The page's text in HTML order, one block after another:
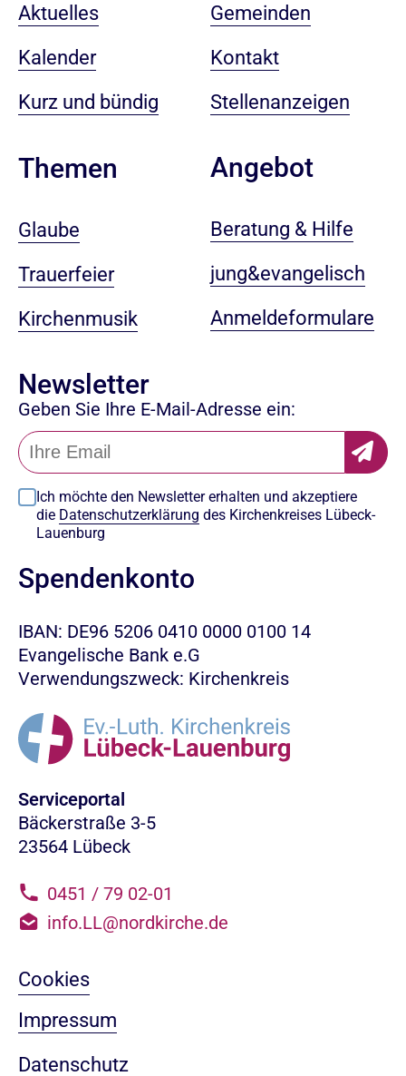
Aktuelles
Kalender
Kurz und bündig
Themen
Glaube
Trauerfeier
Kirchenmusik
Gemeinden
Kontakt
Stellenanzeigen
Angebot
Beratung & Hilfe
jung&evangelisch
Anmeldeformulare
Newsletter
Geben Sie Ihre E-Mail-Adresse ein:
Ich möchte den Newsletter erhalten und akzeptiere
die Datenschutzerklärung des Kirchenkreises Lübeck-
Lauenburg
Spendenkonto
IBAN: DE96 5206 0410 0000 0100 14
Evangelische Bank e.G
Verwendungszweck: Kirchenkreis
Serviceportal
Bäckerstraße 3-5
23564 Lübeck
0451 / 79 02-01
info.LL@nordkirche.de
Cookies
Impressum
Datenschutz